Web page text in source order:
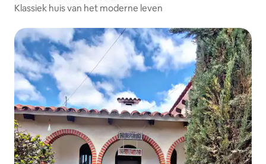
Klassiek huis van het moderne leven